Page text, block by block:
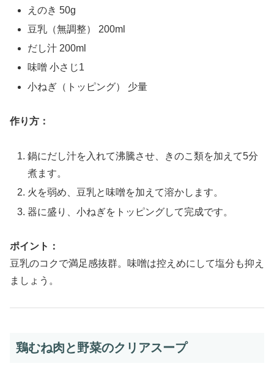
えのき 50g
豆乳（無調整） 200ml
だし汁 200ml
味噌 小さじ1
小ねぎ（トッピング） 少量
作り方：
鍋にだし汁を入れて沸騰させ、きのこ類を加えて5分
煮ます。
火を弱め、豆乳と味噌を加えて溶かします。
器に盛り、小ねぎをトッピングして完成です。
ポイント：
豆乳のコクで満足感抜群。味噌は控えめにして塩分も抑え
ましょう。
鶏むね肉と野菜のクリアスープ